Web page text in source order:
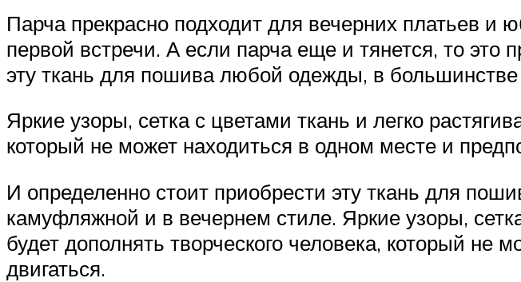
Парча прекрасно подходит для вечерних платьев и
первой встречи. А если парча еще и тянется, то это
эту ткань для пошива любой одежды, в
Яркие узоры, сетка с цветами ткань и легко
который не может находиться в одном месте и
И определенно стоит приобрести эту ткань для
камуфляжной и в вечернем стиле. Яркие узоры,
будет дополнять творческого человека, который не
двигаться.